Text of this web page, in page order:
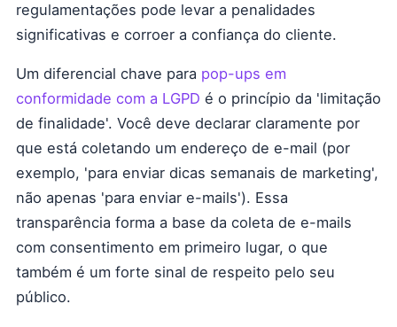
regulamentações pode levar a penalidades
significativas e corroer a confiança do cliente.
Um diferencial chave para pop-ups em
conformidade com a LGPD é o princípio da 'limitação
de finalidade'. Você deve declarar claramente por
que está coletando um endereço de e-mail (por
exemplo, 'para enviar dicas semanais de marketing',
não apenas 'para enviar e-mails'). Essa
transparência forma a base da coleta de e-mails
com consentimento em primeiro lugar, o que
também é um forte sinal de respeito pelo seu
público.